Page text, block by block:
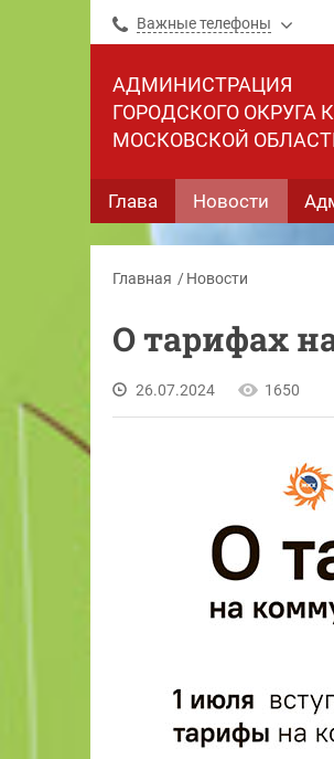
Важные телефоны
АДМИНИСТРАЦИЯ
ГОРОДСКОГО ОКРУГА
МОСКОВСКОЙ
Глава Новости
Главная Новости
О тарифах
26.07.2024 1650